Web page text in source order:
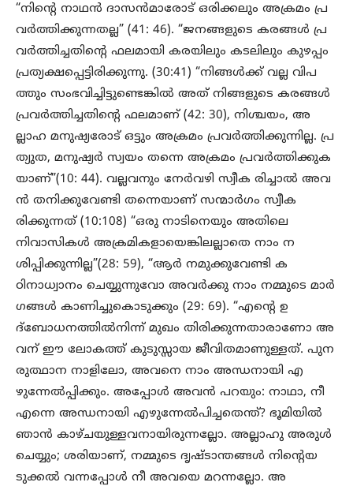
“നിന്റെ നാഥൻ ദാസൻമാരോട് ഒരിക്കലും അക്രമം പ്ര
വർത്തിക്കുന്നതല്ല” (41: 46). “ജനങ്ങളുടെ കരങ്ങൾ പ്ര
വർത്തിച്ചതിന്റെ ഫലമായി കരയിലും കടലിലും കുഴപ്പം
പ്രത്യക്ഷപ്പെട്ടിരിക്കുന്നു. (30:41) “നിങ്ങൾക്ക് വല്ല വിപ
ത്തും സംഭവിച്ചിട്ടുണ്ടെങ്കിൽ അത് നിങ്ങളുടെ കരങ്ങൾ
പ്രവർത്തിച്ചതിന്റെ ഫലമാണ് (42: 30), നിശ്ചയം, അ
ല്ലാഹ മനുഷ്യരോട് ഒട്ടും അക്രമം പ്രവർത്തിക്കുന്നില്ല. പ്ര
ത്യുത, മനുഷ്യർ സ്വയം തന്നെ അക്രമം പ്രവർത്തിക്കുക
യാണ്”(10: 44). വല്ലവനും നേർവഴി സ്വീക രിച്ചാൽ അവ
ൻ തനിക്കുവേണ്ടി തന്നെയാണ് സന്മാർഗം സ്വീക
രിക്കുന്നത് (10:108) “ഒരു നാടിനെയും അതിലെ
നിവാസികൾ അക്രമികളായെങ്കിലല്ലാതെ നാം ന
ശിപ്പിക്കുന്നില്ല”(28: 59), “ആർ നമുക്കുവേണ്ടി ക
ഠിനാധ്വാനം ചെയ്യുന്നുവോ അവർക്കു നാം നമ്മുടെ മാർ
ഗങ്ങൾ കാണിച്ചുകൊടുക്കും (29: 69). “എന്റെ ഉ
ദ്ബോധനത്തിൽനിന്ന് മുഖം തിരിക്കുന്നതാരാണോ അ
വന് ഈ ലോകത്ത് കുടുസ്സായ ജീവിതമാണുള്ളത്. പുന
രുത്ഥാന നാളിലോ, അവനെ നാം അന്ധനായി എ
ഴുന്നേൽപ്പിക്കും. അപ്പോൾ അവൻ പറയും: നാഥാ, നീ
എന്നെ അന്ധനായി എഴുന്നേൽപിച്ചതെന്ത്? ഭൂമിയിൽ
ഞാൻ കാഴ്ചയുള്ളവനായിരുന്നല്ലോ. അല്ലാഹു അരുൾ
ചെയ്യും; ശരിയാണ്, നമ്മുടെ ദൃഷ്ടാന്തങ്ങൾ നിന്റെയ
ടുക്കൽ വന്നപ്പോൾ നീ അവയെ മറന്നല്ലോ. അ